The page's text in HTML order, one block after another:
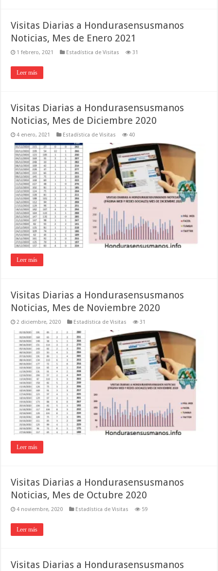
Visitas Diarias a Hondurasensusmanos
Noticias, Mes de Enero 2021
1 febrero, 2021 Estadística de Visitas 31
Leer más
Visitas Diarias a Hondurasensusmanos
Noticias, Mes de Diciembre 2020
4 enero, 2021 Estadística de Visitas 40
Leer más
Visitas Diarias a Hondurasensusmanos
Noticias, Mes de Noviembre 2020
2 diciembre, 2020 Estadística de Visitas 31
Leer más
Visitas Diarias a Hondurasensusmanos
Noticias, Mes de Octubre 2020
4 noviembre, 2020 Estadística de Visitas 59
Leer más
Visitas Diarias a Hondurasensusmanos